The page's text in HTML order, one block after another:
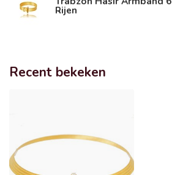
Rijen
Recent bekeken